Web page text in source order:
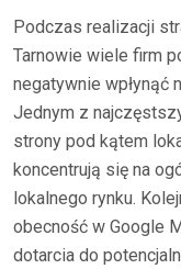
Podczas realizacji
Tarnowie wiele firm
negatywnie wpłynąć
Jednym z
strony pod kątem
koncentrują się na
lokalnego rynku.
obecność w Google
dotarcia do